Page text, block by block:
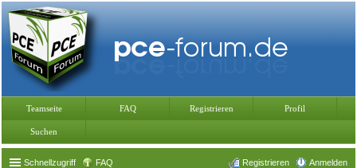
Teamseite FAQ Registrieren Profil
Suchen
Schnellzugriff FAQ Anmelden
Registrieren